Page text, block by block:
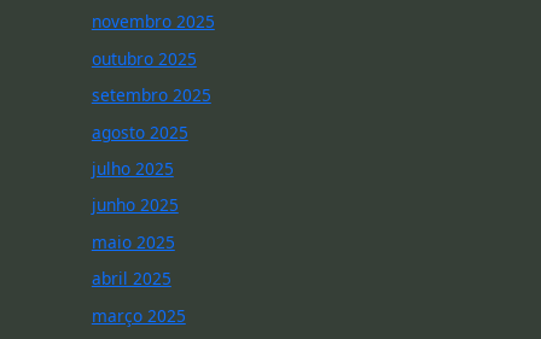
novembro 2025
outubro 2025
setembro 2025
agosto 2025
julho 2025
junho 2025
maio 2025
abril 2025
março 2025